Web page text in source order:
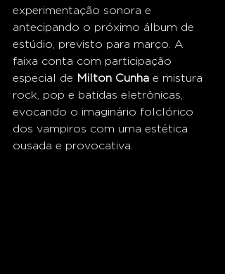
experimentação sonora e
antecipando o próximo álbum de
estúdio, previsto para março. A
faixa conta com participação
especial de Milton Cunha e mistura
rock, pop e batidas eletrônicas,
evocando o imaginário folclórico
dos vampiros com uma estética
ousada e provocativa.